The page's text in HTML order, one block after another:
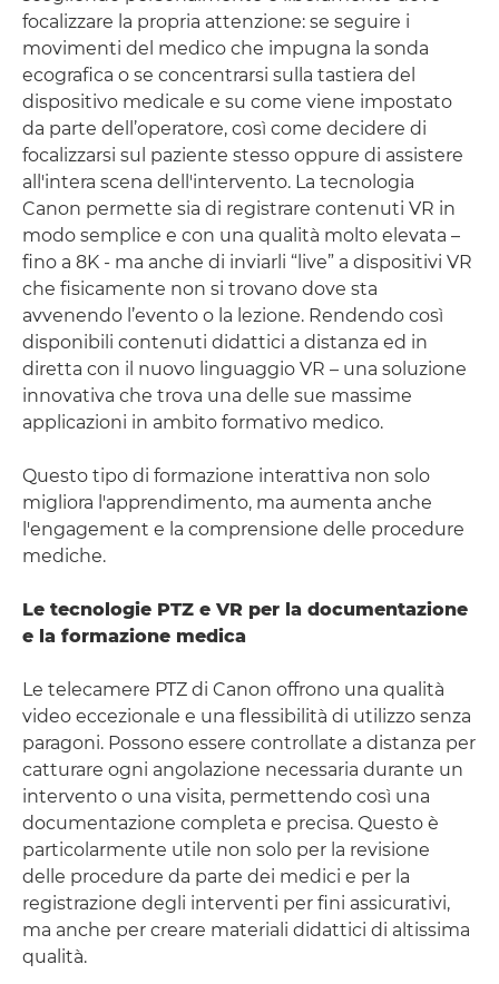
focalizzare la propria attenzione: se seguire i
movimenti del medico che impugna la sonda
ecografica o se concentrarsi sulla tastiera del
dispositivo medicale e su come viene impostato
da parte dell’operatore, così come decidere di
focalizzarsi sul paziente stesso oppure di assistere
all'intera scena dell'intervento. La tecnologia
Canon permette sia di registrare contenuti VR in
modo semplice e con una qualità molto elevata –
fino a 8K - ma anche di inviarli “live” a dispositivi VR
che fisicamente non si trovano dove sta
avvenendo l’evento o la lezione. Rendendo così
disponibili contenuti didattici a distanza ed in
diretta con il nuovo linguaggio VR – una soluzione
innovativa che trova una delle sue massime
applicazioni in ambito formativo medico.
Questo tipo di formazione interattiva non solo
migliora l'apprendimento, ma aumenta anche
l'engagement e la comprensione delle procedure
mediche.
Le tecnologie PTZ e VR per la documentazione
e la formazione medica
Le telecamere PTZ di Canon offrono una qualità
video eccezionale e una flessibilità di utilizzo senza
paragoni. Possono essere controllate a distanza per
catturare ogni angolazione necessaria durante un
intervento o una visita, permettendo così una
documentazione completa e precisa. Questo è
particolarmente utile non solo per la revisione
delle procedure da parte dei medici e per la
registrazione degli interventi per fini assicurativi,
ma anche per creare materiali didattici di altissima
qualità.